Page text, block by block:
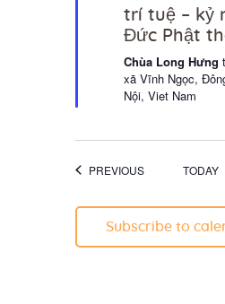
t
u
e
d
trí tuệ – kỷ
Đức Phật
Chùa Long Hưng
xã Vĩnh Ngọc,
Nội, Viet Nam
PREVIOUSEVENTSTODAY
Subscribe to